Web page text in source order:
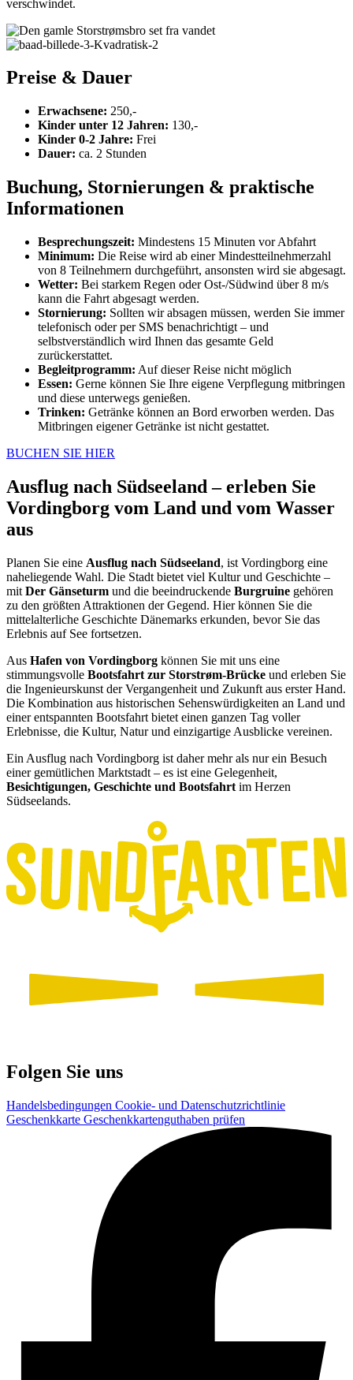
verschwindet.
Preise & Dauer
Erwachsene: 250,-
Kinder unter 12 Jahren: 130,-
Kinder 0-2 Jahre: Frei
Dauer: ca. 2 Stunden
Buchung, Stornierungen & praktische
Informationen
Besprechungszeit: Mindestens 15 Minuten vor Abfahrt
Minimum: Die Reise wird ab einer Mindestteilnehmerzahl
von 8 Teilnehmern durchgeführt, ansonsten wird sie abgesagt.
Wetter: Bei starkem Regen oder Ost-/Südwind über 8 m/s
kann die Fahrt abgesagt werden.
Stornierung: Sollten wir absagen müssen, werden Sie immer
telefonisch oder per SMS benachrichtigt – und
selbstverständlich wird Ihnen das gesamte Geld
zurückerstattet.
Begleitprogramm: Auf dieser Reise nicht möglich
Essen: Gerne können Sie Ihre eigene Verpflegung mitbringen
und diese unterwegs genießen.
Trinken: Getränke können an Bord erworben werden. Das
Mitbringen eigener Getränke ist nicht gestattet.
BUCHEN SIE HIER
Ausflug nach Südseeland – erleben Sie
Vordingborg vom Land und vom Wasser
aus
Planen Sie eine Ausflug nach Südseeland, ist Vordingborg eine
naheliegende Wahl. Die Stadt bietet viel Kultur und Geschichte –
mit Der Gänseturm und die beeindruckende Burgruine gehören
zu den größten Attraktionen der Gegend. Hier können Sie die
mittelalterliche Geschichte Dänemarks erkunden, bevor Sie das
Erlebnis auf See fortsetzen.
Aus Hafen von Vordingborg können Sie mit uns eine
stimmungsvolle Bootsfahrt zur Storstrøm-Brücke und erleben Sie
die Ingenieurskunst der Vergangenheit und Zukunft aus erster Hand.
Die Kombination aus historischen Sehenswürdigkeiten an Land und
einer entspannten Bootsfahrt bietet einen ganzen Tag voller
Erlebnisse, die Kultur, Natur und einzigartige Ausblicke vereinen.
Ein Ausflug nach Vordingborg ist daher mehr als nur ein Besuch
einer gemütlichen Marktstadt – es ist eine Gelegenheit,
Besichtigungen, Geschichte und Bootsfahrt im Herzen
Südseelands.
Folgen Sie uns
Handelsbedingungen Cookie- und Datenschutzrichtlinie
Geschenkkarte Geschenkkartenguthaben prüfen